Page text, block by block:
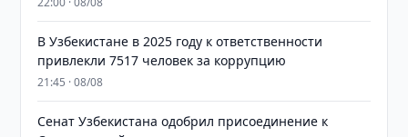
В Узбекистане в 2025 году к ответственности
привлекли 7517 человек за коррупцию
21:45 · 08/08
Сенат Узбекистана одобрил присоединение к